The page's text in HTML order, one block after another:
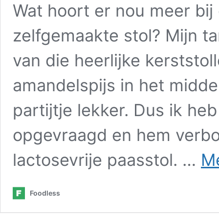
Wat hoort er nou meer
zelfgemaakte stol? Mijn
van die heerlijke
amandelspijs in het
partijtje lekker. Dus ik
opgevraagd en hem
lactosevrije paasstol. …
Foodless